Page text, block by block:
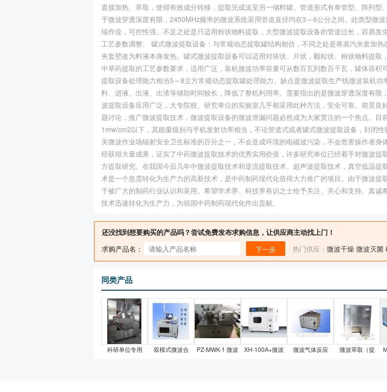
直接加热、萃取，使得有效成分转移，提取完成送至另一储料罐。管道形式有单管型、阵列
于微波穿透深度有限，2450MHz频率的微波系统采用管道直径均在3～6公分之间。此类型微
续作业，可控性强。不足之处是只适用粉状物料提取，大型微波提取设备的管道过长，容易
工艺参数调整。 罐式微波提取设备：与常规动态提取罐结构相仿，不同之处是将蒸汽夹套加
夹套壁改为料液本身发热。罐式微波提取设备可以适用对块状、片状，颗粒状、粉状物料提
中草药提取的工艺参数要求，适用广泛，装机微波功率容量可从数百瓦到数百千瓦，罐体容
提取设备处理能力相当5～8立方常规动态提取罐处理能力。缺点是微波提取生产线微波装机
料、进液、出液、出渣等辅助时间较长，降低了整机利用率。需要指出的是微波穿透深度有
波提取设备应用广泛，大专院校、研究单位的实验室几乎都采用此种方法，安全可靠、前景
题讨论，推广微波提取技术，微波提取设备的微波泄漏问题必然成为大家贯注的一个焦点。
1mw/cm2以下，其能量级别与手机发射功率相当，不论管道式或者罐式微波提取设备，封闭
关微波作业场辐射安全卫生标准的百分之一，不会造成环境的电磁波污染，不会危害操作者
经获得大量成果，证实了中药微波提取技术的优秀实用价值，许多研究单位已经着手对微波
方提取研究。在我国今后几年中微波提取技术和逆流提取技术、超声波提取技术，真空低温
术是一个急需转化为生产力的高新技术，是中药制药现代化值得大力推广的项目。由于微波
于被广大的制药行业认识和采用。希望学术界、科技界有识之士给予关注、关心和支持。真
技术迅速转化为生产力，为祖国中药制药现代化作出贡献。
还没找到想要购买的产品吗？尝试免费发布求购信息，让供应商主动找上门！
求购产品名：
下一步 热门供应： 微波干燥 微波灭菌
同类产品
科研单位专用 双模式微波合 PZ-MWK-1 微波 XH-100A+微波 微波气体反应 微波萃取（提